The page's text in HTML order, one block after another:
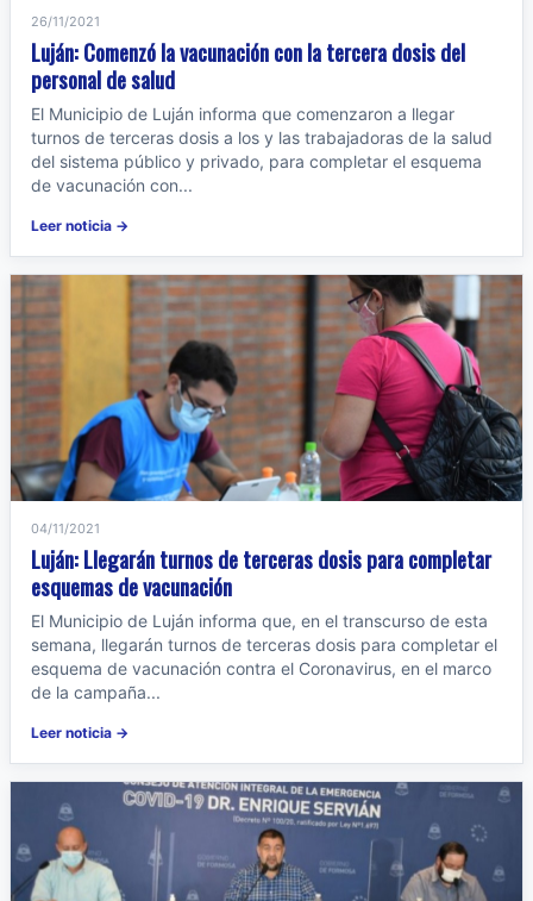
26/11/2021
Luján: Comenzó la vacunación con la tercera dosis del
personal de salud
El Municipio de Luján informa que comenzaron a llegar
turnos de terceras dosis a los y las trabajadoras de la salud
del sistema público y privado, para completar el esquema
de vacunación con...
Leer noticia →
04/11/2021
Luján: Llegarán turnos de terceras dosis para completar
esquemas de vacunación
El Municipio de Luján informa que, en el transcurso de esta
semana, llegarán turnos de terceras dosis para completar el
esquema de vacunación contra el Coronavirus, en el marco
de la campaña...
Leer noticia →